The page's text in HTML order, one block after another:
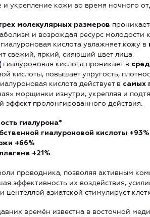
и укрепление кожи во время ночного
молекулярных размеров
и возрождая ресурс молодости
гиалуроновая кислота увлажняет кожу в
свежий, яркий, сияющий цвет лица.
гиалуроновая кислота проникает в
кислоты, повышает упругость,
кислота действует в самых
морщинки изнутри, укрепляя и
пролонгированного действия.
гиалурона*
гиалуроновой кислоты +93%
+66%
+21%
проводника, позволяя активным
эффективность их воздействия,
центеллой азиатской стимулирует
времён известна в восточной